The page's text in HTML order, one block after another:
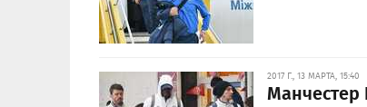
2017 Г., 13 МАРТА, 15:40
Манчестер